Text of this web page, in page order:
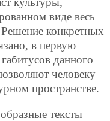
виде весь
конкретных
в первую
данного
человеку
пространстве.
тексты